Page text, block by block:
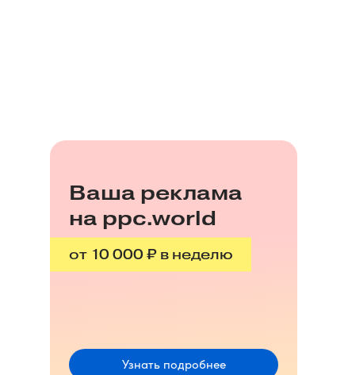
Ваша реклама
на ppc.world
от 10 000 ₽ в неделю
Узнать подробнее